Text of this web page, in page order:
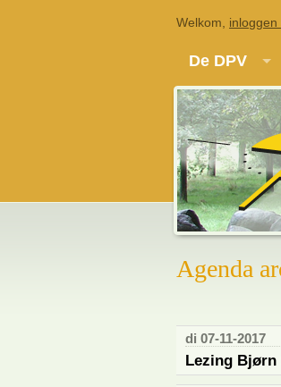
Agenda
di 07-11-2017
Lezing
Welkom, inloggen
De DPV